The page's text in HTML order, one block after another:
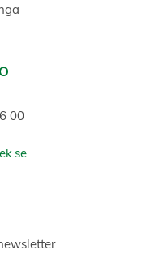
00